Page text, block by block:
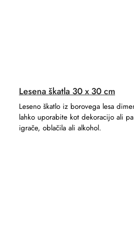
Lesena škatla 30 x 30 cm
Leseno škatlo iz borovega lesa
lahko uporabite kot dekoracijo ali
igrače, oblačila ali alkohol.